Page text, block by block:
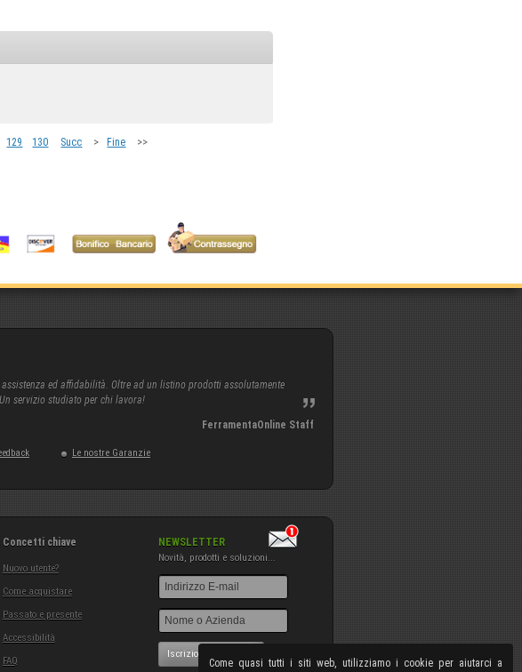
Come quasi tutti i siti web, utilizziamo i cookie per aiutarci a
129 130 Succ > Fine >>
assistenza ed affidabilità. Oltre ad un listino prodotti assolutamente
servizio studiato per chi lavora!
FerramentaOnline Staff
Le nostre Garanzie
Concetti chiave
Nuovo utente?
Come acquistare
Passato e presente
Accessibilità
FAQ
NEWSLETTER
Novità, prodotti e soluzioni...
Iscrizione NewsLetter